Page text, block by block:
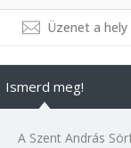
Üzenet a
Ismerd meg!
A Szent András